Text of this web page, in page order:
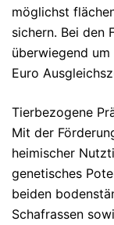
möglichst
sichern. Bei den
überwiegend
Euro
Tierbezogene
Mit der
heimischer
genetisches
beiden
Schafrassen